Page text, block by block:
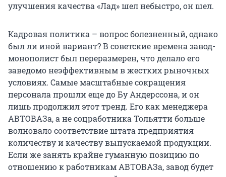
улучшения качества «Лад» шел небыстро, он шел.
Кадровая политика – вопрос болезненный, однако
был ли иной вариант? В советские времена завод-
монополист был переразмерен, что делало его
заведомо неэффективным в жестких рыночных
условиях. Самые масштабные сокращения
персонала прошли еще до Бу Андерссона, и он
лишь продолжил этот тренд. Его как менеджера
АВТОВАЗа, а не соцработника Тольятти больше
волновало соответствие штата предприятия
количеству и качеству выпускаемой продукции.
Если же занять крайне гуманную позицию по
отношению к работникам АВТОВАЗа, завод будет